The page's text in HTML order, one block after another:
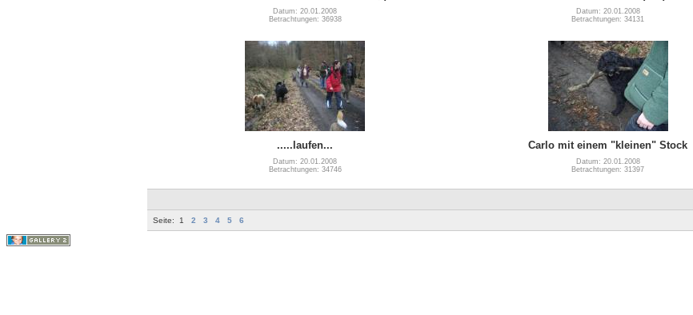
Datum: 20.01.2008
Betrachtungen: 36938
Datum: 20.01.2008
Betrachtungen: 34131
.....laufen...
Datum: 20.01.2008
Betrachtungen: 34746
Carlo mit einem "kleinen" Stock
Datum: 20.01.2008
Betrachtungen: 31397
Seite: 1 2 3 4 5 6